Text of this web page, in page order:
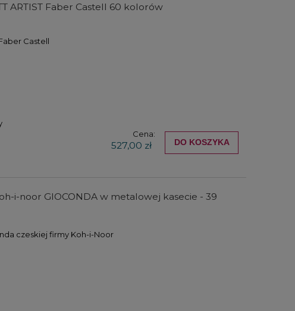
Zestaw farb akrylowych Winsor
& Newton Galeria Acrylic Pastel
ARTIST Faber Castell 60 kolorów
Castell
Cena:
527,00 zł DO KOSZYKA
i-noor GIOCONDA w metalowej kasecie - 39
czeskiej firmy Koh-i-Noor